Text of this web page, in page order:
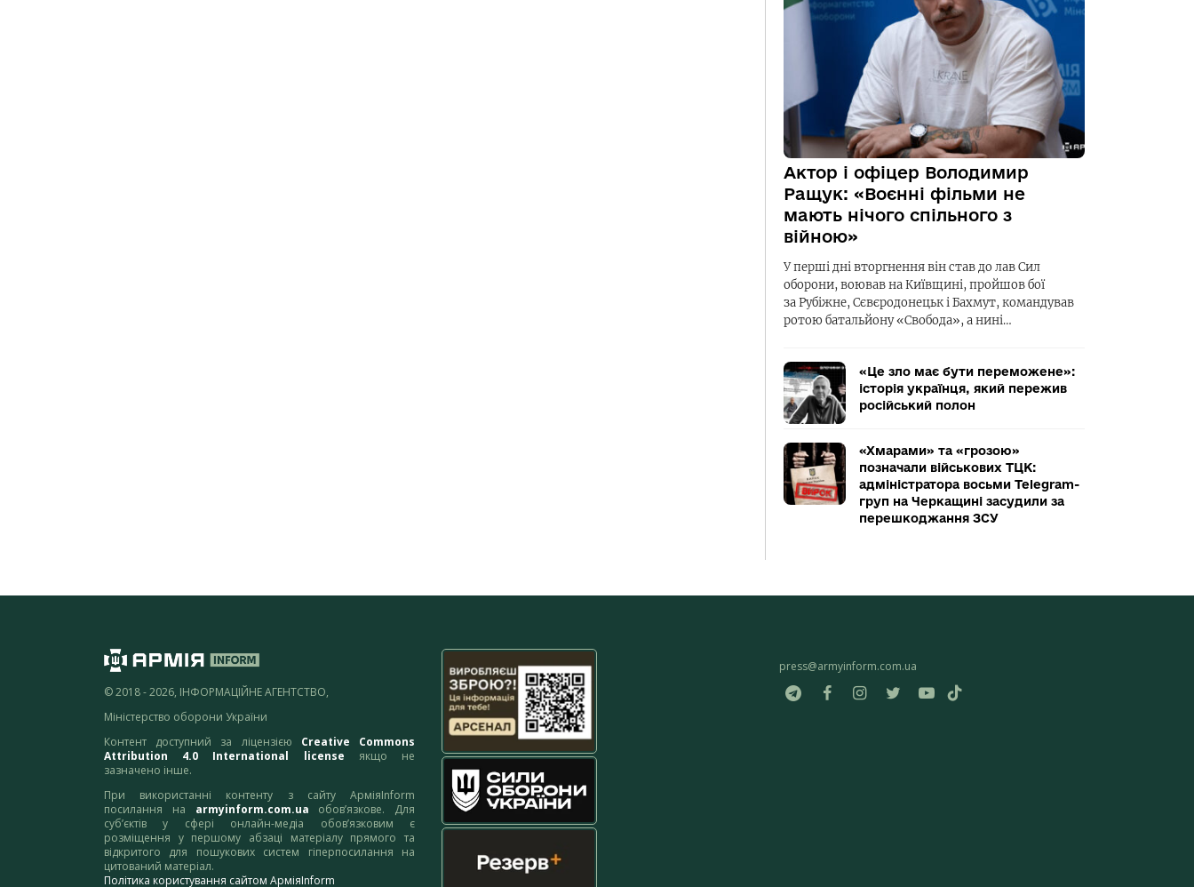
Актор і офіцер Володимир
Ращук: «Воєнні фільми не
мають нічого спільного з
війною»
У перші дні вторгнення він став до лав Сил
оборони, воював на Київщині, пройшов бої
за Рубіжне, Сєвєродонецьк і Бахмут, командував
ротою батальйону «Свобода», а нині…
«Це зло має бути переможене»:
історія українця, який пережив
російський полон
«Хмарами» та «грозою»
позначали військових ТЦК:
адміністратора восьми Telegram-
груп на Черкащині засудили за
перешкоджання ЗСУ
© 2018 - 2026, ІНФОРМАЦІЙНЕ АГЕНТСТВО,
Міністерство оборони України
Контент доступний за ліцензією Creative Commons
Attribution 4.0 International license якщо не
зазначено інше.
При використанні контенту з сайту АрміяInform
посилання на armyinform.com.ua обов’язкове. Для
суб’єктів у сфері онлайн-медіа обов’язковим є
розміщення у першому абзаці матеріалу прямого та
відкритого для пошукових систем гіперпосилання на
цитований матеріал.
Політика користування сайтом АрміяInform
press@armyinform.com.ua